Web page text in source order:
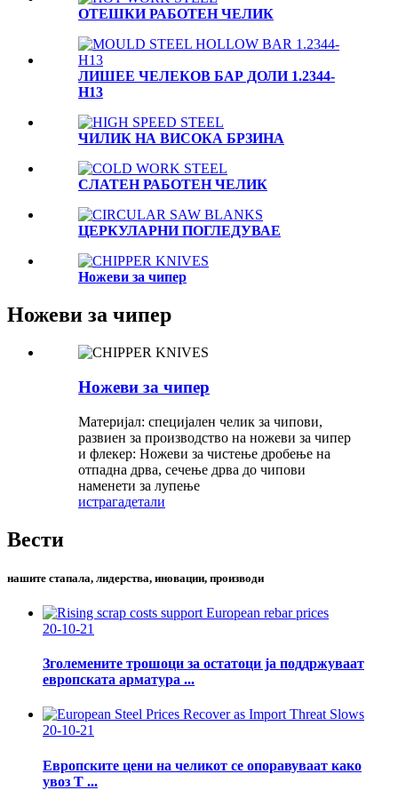
OTЕШКИ РАБОТЕН ЧЕЛИК
ЛИШЕЕ ЧЕЛЕКОВ БАР ДОЛИ 1.2344-
H13
ЧИЛИК НА ВИСОКА БРЗИНА
СЛАТЕН РАБОТЕН ЧЕЛИК
ЦЕРКУЛАРНИ ПОГЛЕДУВАЕ
Ножеви за чипер
Ножеви за чипер
Ножеви за чипер
Материјал: специјален челик за чипови,
развиен за производство на ножеви за чипер
и флекер: Ножеви за чистење дробење на
отпадна дрва, сечење дрва до чипови
наменети за лупење
истрагадетали
Вести
нашите стапала, лидерства, иновации, производи
20-10-21
Зголемените трошоци за остатоци ја поддржуваат
европската арматура ...
20-10-21
Европските цени на челикот се опоравуваат како
увоз Т ...